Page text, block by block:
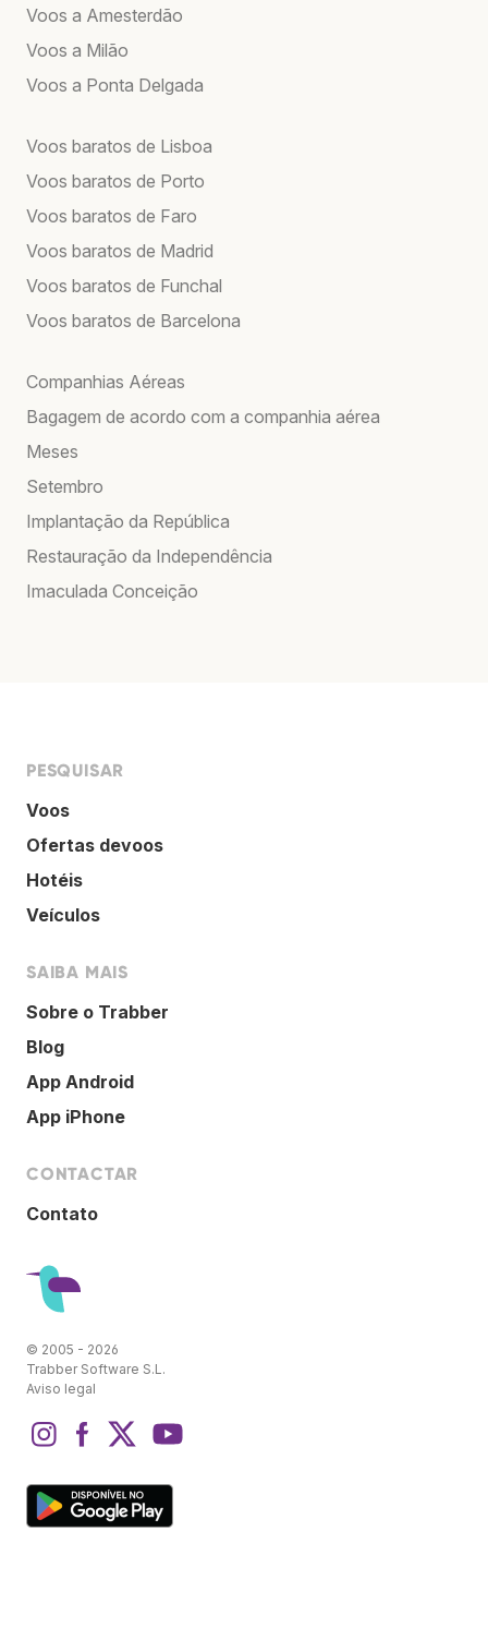
Voos a Amesterdão
Voos a Milão
Voos a Ponta Delgada
Voos baratos de Lisboa
Voos baratos de Porto
Voos baratos de Faro
Voos baratos de Madrid
Voos baratos de Funchal
Voos baratos de Barcelona
Companhias Aéreas
Bagagem de acordo com a companhia aérea
Meses
Setembro
Implantação da República
Restauração da Independência
Imaculada Conceição
PESQUISAR
Voos
Ofertas devoos
Hotéis
Veículos
SAIBA MAIS
Sobre o Trabber
Blog
App Android
App iPhone
CONTACTAR
Contato
© 2005 - 2026
Trabber Software S.L.
Aviso legal